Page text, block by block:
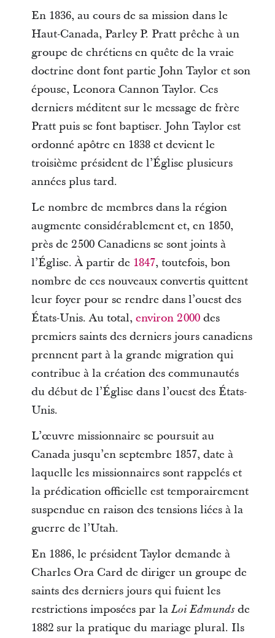
En 1836, au cours de sa mission dans le
Haut-Canada, Parley P. Pratt prêche à un
groupe de chrétiens en quête de la vraie
doctrine dont font partie John Taylor et son
épouse, Leonora Cannon Taylor. Ces
derniers méditent sur le message de frère
Pratt puis se font baptiser. John Taylor est
ordonné apôtre en 1838 et devient le
troisième président de l’Église plusieurs
années plus tard.
Le nombre de membres dans la région
augmente considérablement et, en 1850,
près de 2 500 Canadiens se sont joints à
l’Église. À partir de 1847, toutefois, bon
nombre de ces nouveaux convertis quittent
leur foyer pour se rendre dans l’ouest des
États-Unis. Au total, environ 2 000des
premiers saints des derniers jours canadiens
prennent part à la grande migration qui
contribue à la création des communautés
du début de l’Église dans l’ouest des États-
Unis.
L’œuvre missionnaire se poursuit au
Canada jusqu’en septembre 1857, date à
laquelle les missionnaires sont rappelés et
la prédication officielle est temporairement
suspendue en raison des tensions liées à la
guerre de l’Utah.
En 1886, le président Taylor demande à
Charles Ora Card de diriger un groupe de
saints des derniers jours qui fuient les
restrictions imposées par laLoi Edmundsde
1882 sur la pratique du mariage plural. Ils